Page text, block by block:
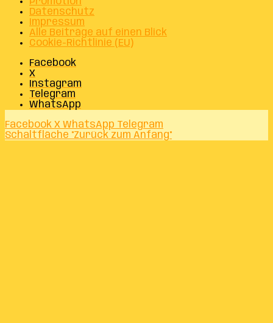
Datenschutz
Impressum
Alle Beiträge auf einen Blick
Cookie-Richtlinie (EU)
Facebook
X
Instagram
Telegram
WhatsApp
Facebook X WhatsApp Telegram
Schaltfläche "Zurück zum Anfang"